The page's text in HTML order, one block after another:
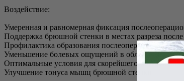
Воздействие:
Умеренная и равномерная фиксация
Поддержка брюшной стенки в местах разреза
Профилактика образования послеоперационных
Уменьшение болевых ощущений в области
Оптимальные условия для скорейшего заживления
Улучшение тонуса мышц брюшной стенки